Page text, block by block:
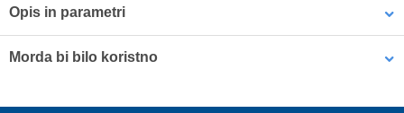
Opis in parametri
Morda bi bilo koristno